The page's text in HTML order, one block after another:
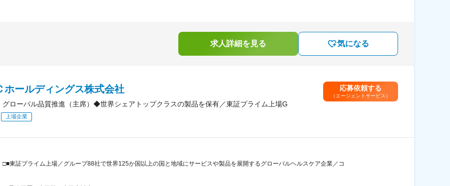
求人詳細を見る 気になる
ホールディングス株式会社
グローバル品質推進（主席）◆世界シェアトップクラスの製品を保有／東証プライム上場G
上場企業
応募依頼する
（エージェントサービス）
□■東証プライム上場／グループ88社で世界125か国以上の国と地域にサービスや製品を展開するグローバルヘルスケア企業／コ